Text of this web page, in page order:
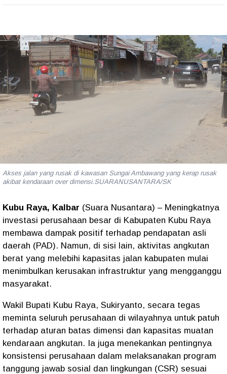
Akses jalan yang rusak di kawasan Sungai Ambawang yang kerap rusak
akibat kendaraan over dimensi.SUARANUSANTARA/SK
Kubu Raya, Kalbar (Suara Nusantara) – Meningkatnya
investasi perusahaan besar di Kabupaten Kubu Raya
membawa dampak positif terhadap pendapatan asli
daerah (PAD). Namun, di sisi lain, aktivitas angkutan
berat yang melebihi kapasitas jalan kabupaten mulai
menimbulkan kerusakan infrastruktur yang mengganggu
masyarakat.
Wakil Bupati Kubu Raya, Sukiryanto, secara tegas
meminta seluruh perusahaan di wilayahnya untuk patuh
terhadap aturan batas dimensi dan kapasitas muatan
kendaraan angkutan. Ia juga menekankan pentingnya
konsistensi perusahaan dalam melaksanakan program
tanggung jawab sosial dan lingkungan (CSR) sesuai